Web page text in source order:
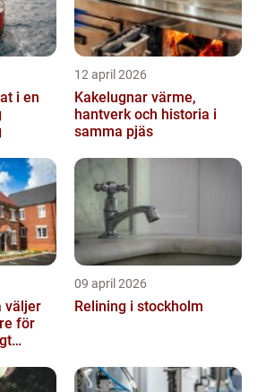
12 april 2026
Kakelugnar värme,
hantverk och historia i
samma pjäs
för
09 april 2026
Relining i stockholm